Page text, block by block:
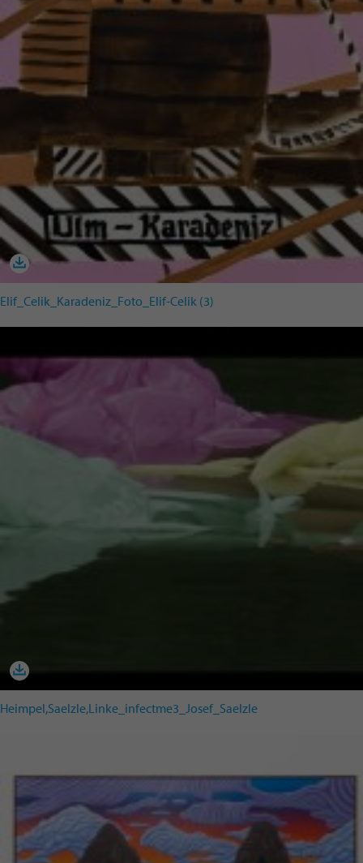
Elif_Celik_Karadeniz_Foto_Elif-Celik (3)
Heimpel,Saelzle,Linke_infectme3_Josef_Saelzle